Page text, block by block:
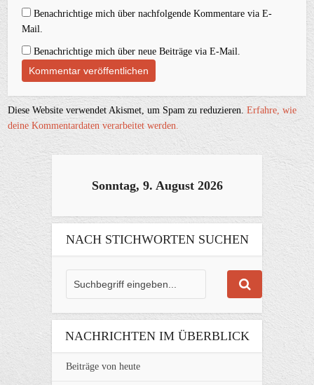
Benachrichtige mich über nachfolgende Kommentare via E-
Mail.
Benachrichtige mich über neue Beiträge via E-Mail.
Diese Website verwendet Akismet, um Spam zu reduzieren.Erfahre, wie
deine Kommentardaten verarbeitet werden.
Sonntag, 9. August 2026
NACH STICHWORTEN SUCHEN
NACHRICHTEN IM ÜBERBLICK
Beiträge von heute